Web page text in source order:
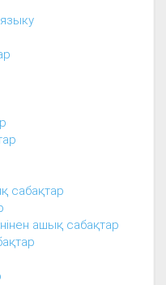
сабақтар
ашық сабақтар